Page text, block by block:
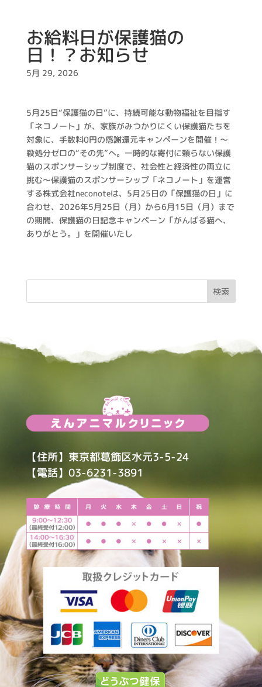
お給料日が保護猫の
日！？お知らせ
5月 29, 2026
5月25日“保護猫の日”に、持続可能な動物福祉を目指す
「ネコノート」が、家族がみつかりにくい保護猫たちを
対象に、手数料0円の感謝還元キャンペーンを開催！～
殺処分ゼロの“その先”へ。一時的な寄付に頼らない保護
猫のスポンサーシップ制度で、社会性と経済性の両立に
挑む～保護猫のスポンサーシップ「ネコノート」を運営
する株式会社neconoteは、5月25日の「保護猫の日」に
合わせ、2026年5月25日（月）から6月15日（月）まで
の期間、保護猫の日記念キャンペーン「がんばる猫へ、
ありがとう。」を開催いたし
【住所】東京都葛飾区水元3-5-24
【電話】03-6231-3891